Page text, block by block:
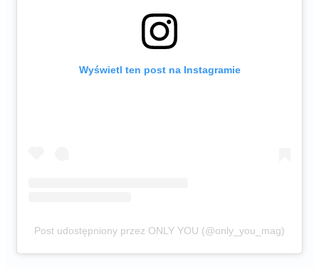
Wyświetl ten post na Instagramie
Post udostępniony przez ONLY YOU (@only_you_mag)